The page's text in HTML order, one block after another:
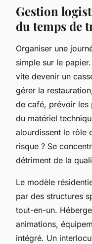
Gestion
du temps de
Organiser une
simple sur le
vite devenir un
gérer la
de café, prévoir les
du matériel
alourdissent le rôle
risque ? Se
détriment de la
Le modèle
par des structures
tout-en-un.
animations,
intégré. Un